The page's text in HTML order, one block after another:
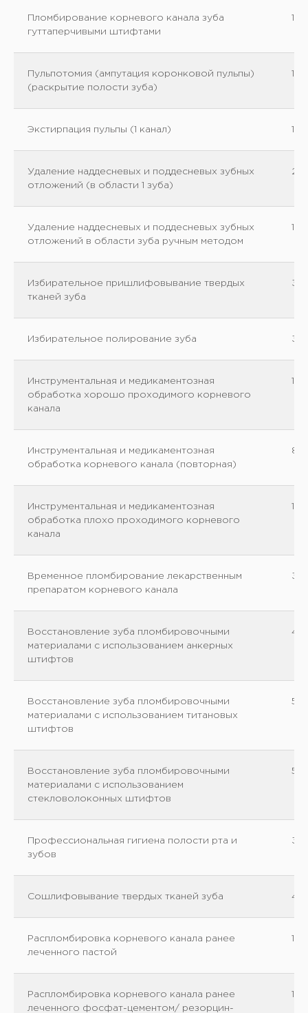
Пломбирование корневого канала зуба
гуттаперчивыми штифтами
Пульпотомия (ампутация коронковой пульпы)
(раскрытие полости зуба)
Экстирпация пульпы (1 канал)
Удаление наддесневых и поддесневых зубных
отложений (в области 1 зуба)
Удаление наддесневых и поддесневых зубных
отложений в области зуба ручным методом
Избирательное пришлифовывание твердых
тканей зуба
Избирательное полирование зуба
Инструментальная и медикаментозная
обработка хорошо проходимого корневого
канала
Инструментальная и медикаментозная
обработка корневого канала (повторная)
Инструментальная и медикаментозная
обработка плохо проходимого корневого
канала
Временное пломбирование лекарственным
препаратом корневого канала
Восстановление зуба пломбировочными
материалами с использованием анкерных
штифтов
Восстановление зуба пломбировочными
материалами с использованием титановых
штифтов
Восстановление зуба пломбировочными
материалами с использованием
стекловолоконных штифтов
Профессиональная гигиена полости рта и
зубов
Сошлифовывание твердых тканей зуба
Распломбировка корневого канала ранее
леченного пастой
Распломбировка корневого канала ранее
леченного фосфат-цементом/ резорцин-